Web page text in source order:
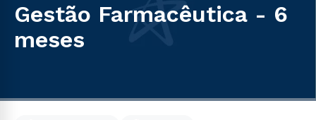
Gestão Farmacêutica - 6
meses